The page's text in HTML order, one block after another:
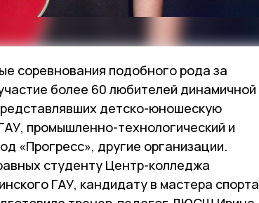
соревнования подобного рода за
более 60 любителей динамичной
детско-юношескую
промышленно-технологический и
«Прогресс», другие организации.
студенту Центр-колледжа
ГАУ, кандидату в мастера спорта